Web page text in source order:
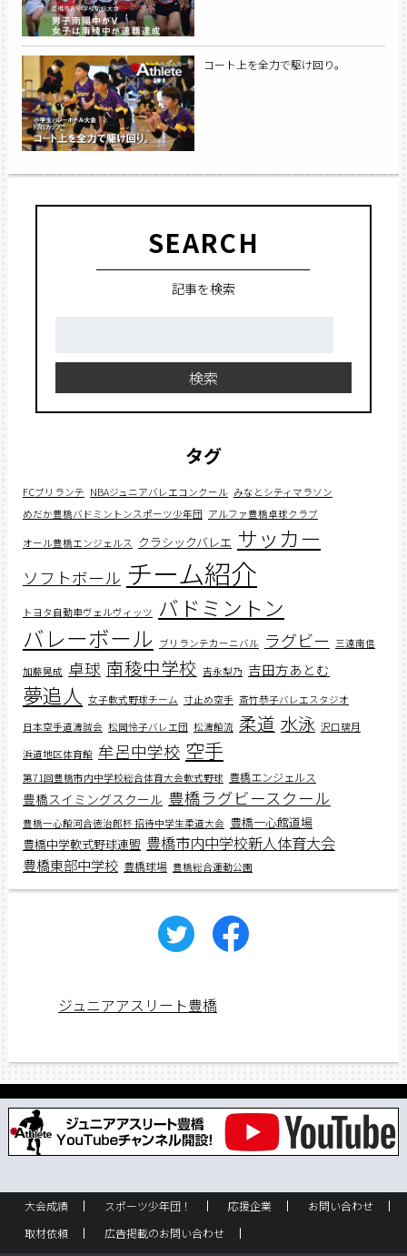
コート上を全力で駆け回り。
SEARCH
記事を検索
検索
タグ
FCブリランテ NBAジュニアバレエコンクール みなとシティマラソン
めだか豊橋バドミントンスポーツ少年団 アルファ豊橋卓球クラブ
オール豊橋エンジェルス クラシックバレエ サッカー
ソフトボール チーム紹介
トヨタ自動車ヴェルヴィッツ バドミントン
バレーボール ブリランテカーニバル ラグビー 三遠南信
加藤晃成 卓球 南稜中学校 吉永梨乃 吉田方あとむ
夢追人 女子軟式野球チーム 寸止め空手 斎竹恭子バレエスタジオ
日本空手道濤誠会 松岡怜子バレエ団 松濤館流 柔道 水泳 沢口璃月
浜道地区体育館 牟呂中学校 空手
第71回豊橋市内中学校総合体育大会軟式野球 豊橋エンジェルス
豊橋スイミングスクール 豊橋ラグビースクール
豊橋一心館河合徳治郎杯 招待中学生柔道大会 豊橋一心館道場
豊橋中学軟式野球連盟 豊橋市内中学校新人体育大会
豊橋東部中学校 豊橋球場 豊橋総合運動公園
ジュニアアスリート豊橋
大会成績 スポーツ少年団！ 応援企業
お問い合わせ
取材依頼
広告掲載のお問い合わせ